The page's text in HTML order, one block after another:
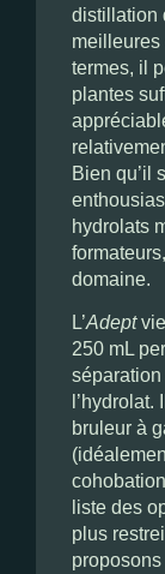
distillation
meilleures
termes, il
plantes
Bien qu’il
hydrolats
domaine.
L’Adept
250 mL
séparation
bruleur à
liste des
plus